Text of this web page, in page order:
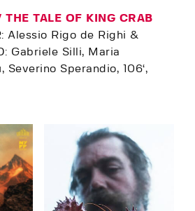
THE TALE OF KING CRAB
Alessio Rigo de Righi &
Gabriele Silli, Maria
Severino Sperandio, 106‘,